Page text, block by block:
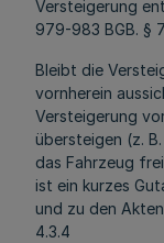
Versteigerung
979-983 BGB. §
Bleibt die
vornherein
Versteigerung
übersteigen (z.
das Fahrzeug
ist ein kurzes
und zu den
4.3.4